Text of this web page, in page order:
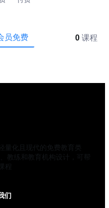
员免费 0 课程
量化且现代的免费教育类
教练和教育机构设计，可帮
们